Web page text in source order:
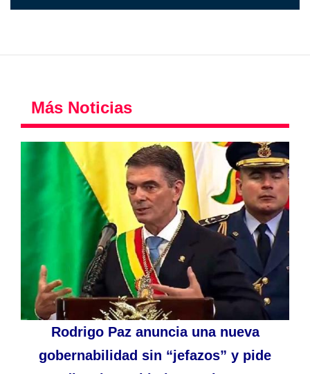
Más Noticias
Rodrigo Paz anuncia una nueva
gobernabilidad sin “jefazos” y pide